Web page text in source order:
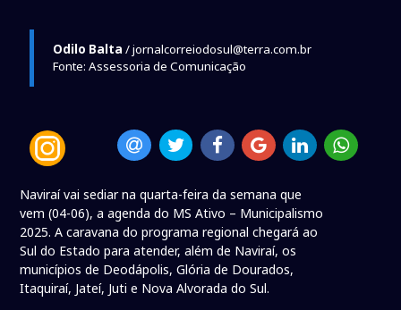
Odilo Balta / jornalcorreiodosul@terra.com.br
Fonte: Assessoria de Comunicação
Naviraí vai sediar na quarta-feira da semana que
vem (04-06), a agenda do MS Ativo – Municipalismo
2025. A caravana do programa regional chegará ao
Sul do Estado para atender, além de Naviraí, os
municípios de Deodápolis, Glória de Dourados,
Itaquiraí, Jateí, Juti e Nova Alvorada do Sul.